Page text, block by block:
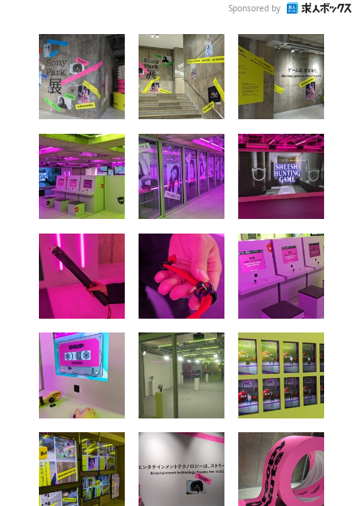
Sponsored by